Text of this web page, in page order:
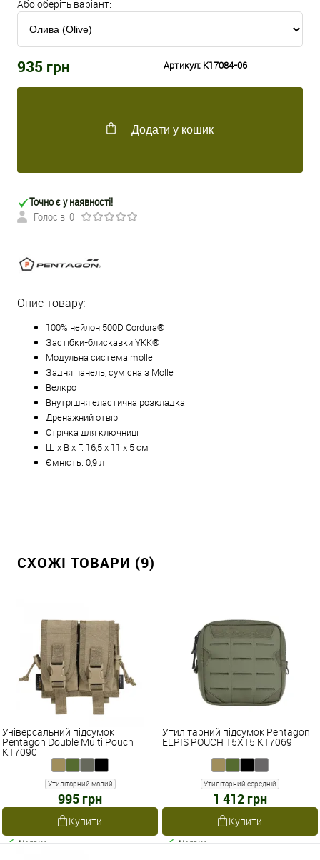
Або оберіть варіант:
935 грн Артикул: K17084-06
Додати у кошик
Точно є у наявності!
Голосів: 0
Опис товару:
100% нейлон 500D Cordura®
Застібки-блискавки YKK®
Модульна система molle
Задня панель, сумісна з Molle
Велкро
Внутрішня еластична розкладка
Дренажний отвір
Стрічка для ключниці
Ш х В х Г: 16,5 х 11 х 5 см
Ємність: 0,9 л
СХОЖІ ТОВАРИ (9)
Універсальний підсумок
Pentagon Double Multi Pouch
K17090
Утилітарний малий
995 грн
Купити
Наявне
Утилітарний підсумок Pentagon
ELPIS POUCH 15X15 K17069
Утилітарний середній
1 412 грн
Купити
Наявне